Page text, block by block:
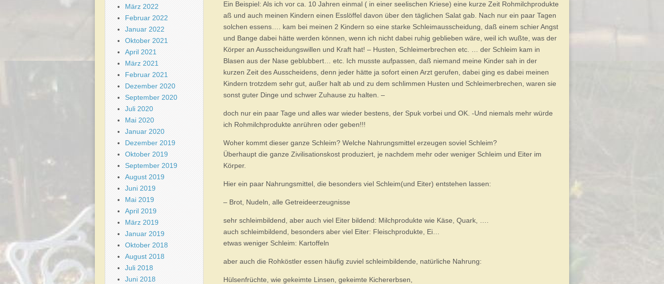
Ein Beispiel: Als ich vor ca. 10 Jahren einmal ( in einer seelischen Kriese) eine kurze Zeit Rohmilchprodukte
aß und auch meinen Kindern einen Esslöffel davon über den täglichen Salat gab. Nach nur ein paar Tagen
solchen essens…. kam bei meinen 2 Kindern so eine starke Schleimausscheidung, daß einem schier Angst
und Bange dabei hätte werden können, wenn ich nicht dabei ruhig geblieben wäre, weil ich wußte, was der
Körper an Ausscheidungswillen und Kraft hat! – Husten, Schleimerbrechen etc. … der Schleim kam in
Blasen aus der Nase geblubbert… etc. Ich musste aufpassen, daß niemand meine Kinder sah in der
kurzen Zeit des Ausscheidens, denn jeder hätte ja sofort einen Arzt gerufen, dabei ging es dabei meinen
Kindern trotzdem sehr gut, außer halt ab und zu dem schlimmen Husten und Schleimerbrechen, waren sie
sonst guter Dinge und schwer Zuhause zu halten. –
doch nur ein paar Tage und alles war wieder bestens, der Spuk vorbei und OK. -Und niemals mehr würde
ich Rohmilchprodukte anrühren oder geben!!!
Woher kommt dieser ganze Schleim? Welche Nahrungsmittel erzeugen soviel Schleim?
Überhaupt die ganze Zivilisationskost produziert, je nachdem mehr oder weniger Schleim und Eiter im
Körper.
Hier ein paar Nahrungsmittel, die besonders viel Schleim(und Eiter) entstehen lassen:
– Brot, Nudeln, alle Getreideerzeugnisse
sehr schleimbildend, aber auch viel Eiter bildend: Milchprodukte wie Käse, Quark, ….
auch schleimbildend, besonders aber viel Eiter: Fleischprodukte, Ei…
etwas weniger Schleim: Kartoffeln
aber auch die Rohköstler essen häufig zuviel schleimbildende, natürliche Nahrung:
Hülsenfrüchte, wie gekeimte Linsen, gekeimte Kichererbsen,
März 2022
Februar 2022
Januar 2022
Oktober 2021
April 2021
März 2021
Februar 2021
Dezember 2020
September 2020
Juli 2020
Mai 2020
Januar 2020
Dezember 2019
Oktober 2019
September 2019
August 2019
Juni 2019
Mai 2019
April 2019
März 2019
Januar 2019
Oktober 2018
August 2018
Juli 2018
Juni 2018